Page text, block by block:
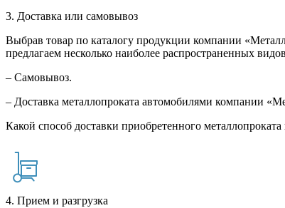
3. Доставка или самовывоз
Выбрав товар по каталогу продукции компании
предлагаем несколько наиболее распространенных
– Самовывоз.
– Доставка металлопроката автомобилями компании
Какой способ доставки приобретенного
4. Прием и разгрузка